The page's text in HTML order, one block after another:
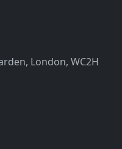
London, WC2H